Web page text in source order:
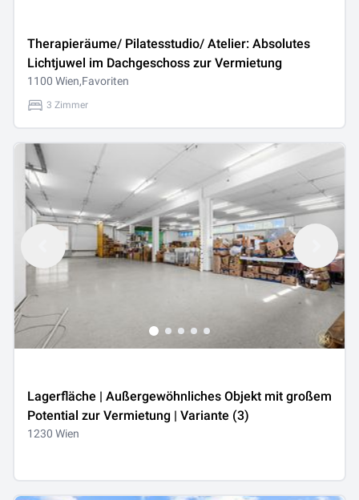
Therapieräume/ Pilatesstudio/ Atelier: Absolutes
Lichtjuwel im Dachgeschoss zur Vermietung
1100 Wien,Favoriten
3 Zimmer
Lagerfläche | Außergewöhnliches Objekt mit großem
Potential zur Vermietung | Variante (3)
1230 Wien